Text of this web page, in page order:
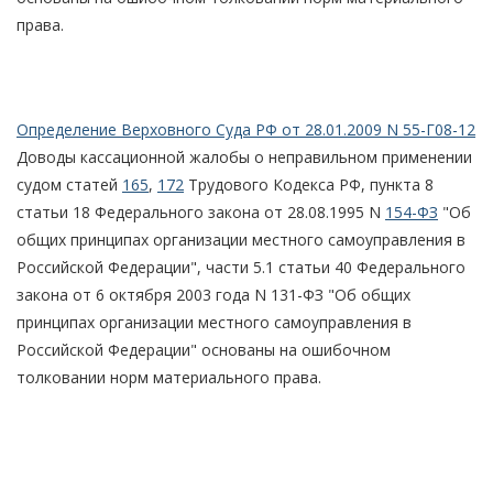
права.
Определение Верховного Суда РФ от 28.01.2009 N 55-Г08-12
Доводы кассационной жалобы о неправильном применении
судом статей 165, 172 Трудового Кодекса РФ, пункта 8
статьи 18 Федерального закона от 28.08.1995 N 154-ФЗ "Об
общих принципах организации местного самоуправления в
Российской Федерации", части 5.1 статьи 40 Федерального
закона от 6 октября 2003 года N 131-ФЗ "Об общих
принципах организации местного самоуправления в
Российской Федерации" основаны на ошибочном
толковании норм материального права.